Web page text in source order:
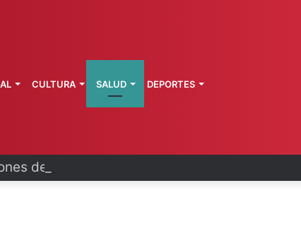
dejarán millonaria derrama en CDMX
CULTURA SALUD DEPORTES